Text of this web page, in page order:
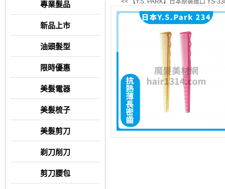
專業髮品
新品上市
油頭髮型
限時優惠
美髮電器
美髮梳子
美髮剪刀
剃刀削刀
剪刀腰包
<< 【Y.S. PARK】日本原裝進口 YS-